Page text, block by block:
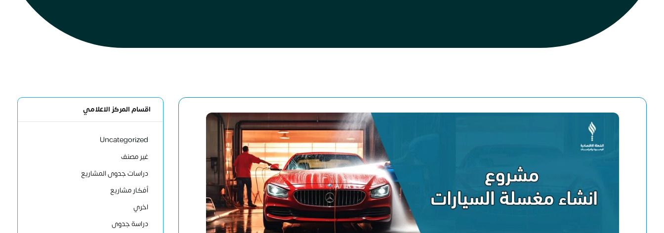
اقسام المركز الاعلامي
Uncategorized
غير مصنف
دراسات جدوى المشاريع
أفكار مشاريع
اخري
دراسة جدوى